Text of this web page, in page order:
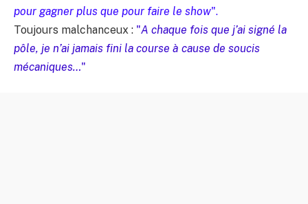
pour gagner plus que pour faire le show".
Toujours malchanceux : "A chaque fois que j’ai signé la
pôle, je n’ai jamais fini la course à cause de soucis
mécaniques…"